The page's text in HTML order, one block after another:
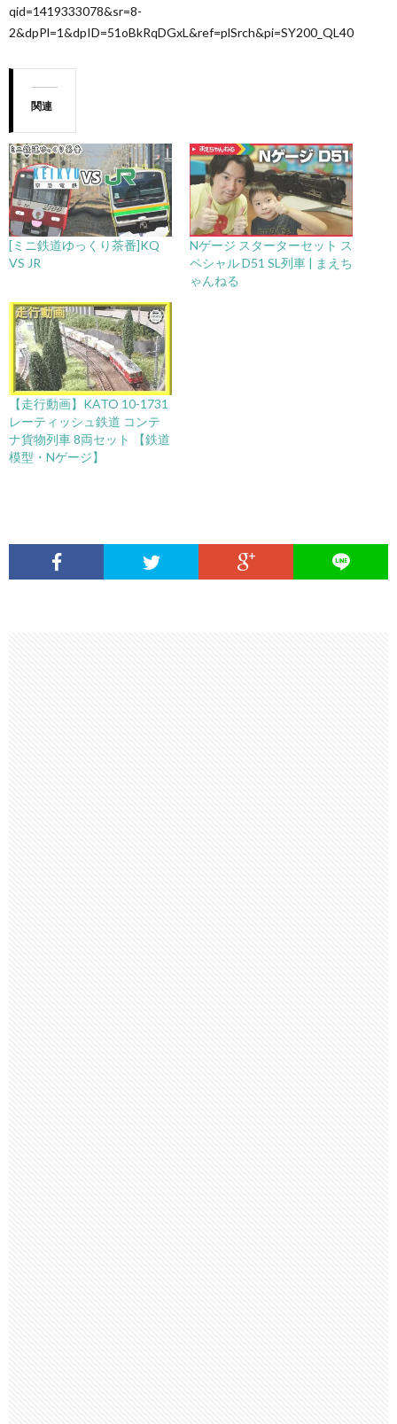
qid=1419333078&sr=8-
2&dpPl=1&dpID=51oBkRqDGxL&ref=plSrch&pi=SY200_QL40
関連
[ミニ鉄道ゆっくり茶番]KQ
VS JR
Nゲージ スターターセット ス
ペシャル D51 SL列車 | まえち
ゃんねる
【走行動画】KATO 10-1731
レーティッシュ鉄道 コンテ
ナ貨物列車 8両セット 【鉄道
模型・Nゲージ】